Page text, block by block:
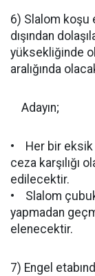
6) Slalom koşu
dışından
yüksekliğinde
aralığında
Adayın;
• Her bir eksik
ceza karşılığı
edilecektir.
• Slalom
yapmadan
elenecektir.
7) Engel